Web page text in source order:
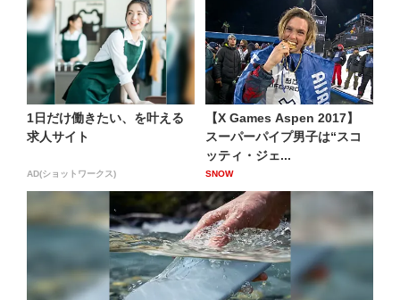
1日だけ働きたい、を叶える
求人サイト
AD(ショットワークス)
【X Games Aspen 2017】
スーパーパイプ男子は“スコ
ッティ・ジェ...
SNOW